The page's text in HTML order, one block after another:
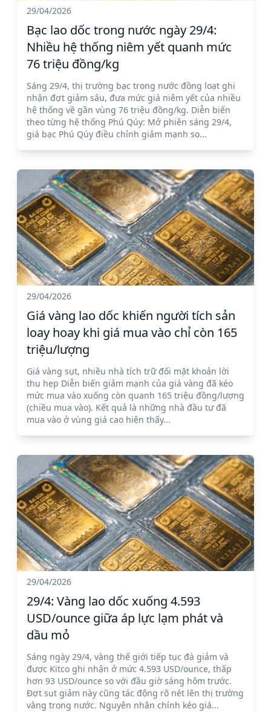
29/04/2026
Bạc lao dốc trong nước ngày 29/4:
Nhiều hệ thống niêm yết quanh mức
76 triệu đồng/kg
Sáng 29/4, thị trường bạc trong nước đồng loạt ghi
nhận đợt giảm sâu, đưa mức giá niêm yết của nhiều
hệ thống về gần vùng 76 triệu đồng/kg. Diễn biến
theo từng hệ thống Phú Qúy: Mở phiên sáng 29/4,
giá bạc Phú Qúy điều chỉnh giảm mạnh so...
29/04/2026
Giá vàng lao dốc khiến người tích sản
loay hoay khi giá mua vào chỉ còn 165
triệu/lượng
Giá vàng sụt, nhiều nhà tích trữ đối mặt khoản lời
thu hẹp Diễn biến giảm mạnh của giá vàng đã kéo
mức mua vào xuống còn quanh 165 triệu đồng/lượng
(chiều mua vào). Kết quả là những nhà đầu tư đã
mua vào ở vùng giá cao hiện thấy...
29/04/2026
29/4: Vàng lao dốc xuống 4.593
USD/ounce giữa áp lực lạm phát và
dầu mỏ
Sáng ngày 29/4, vàng thế giới tiếp tục đà giảm và
được Kitco ghi nhận ở mức 4.593 USD/ounce, thấp
hơn 93 USD/ounce so với đầu giờ sáng hôm trước.
Đợt sụt giảm này cũng tác động rõ nét lên thị trường
vàng trong nước. Nguyên nhân chính kéo giá...